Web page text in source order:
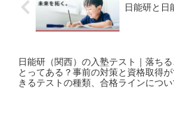
日能研と日
日能研（関西）の入塾テスト｜落ちる
とってある？事前の対策と資格取得
きるテストの種類、合格ラインにつ